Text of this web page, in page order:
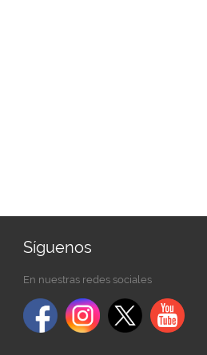
Síguenos
En nuestras redes sociales